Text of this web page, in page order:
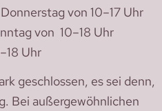
von 10–17 Uhr
von 10–18 Uhr
Uhr
geschlossen, es sei denn,
Bei außergewöhnlichen